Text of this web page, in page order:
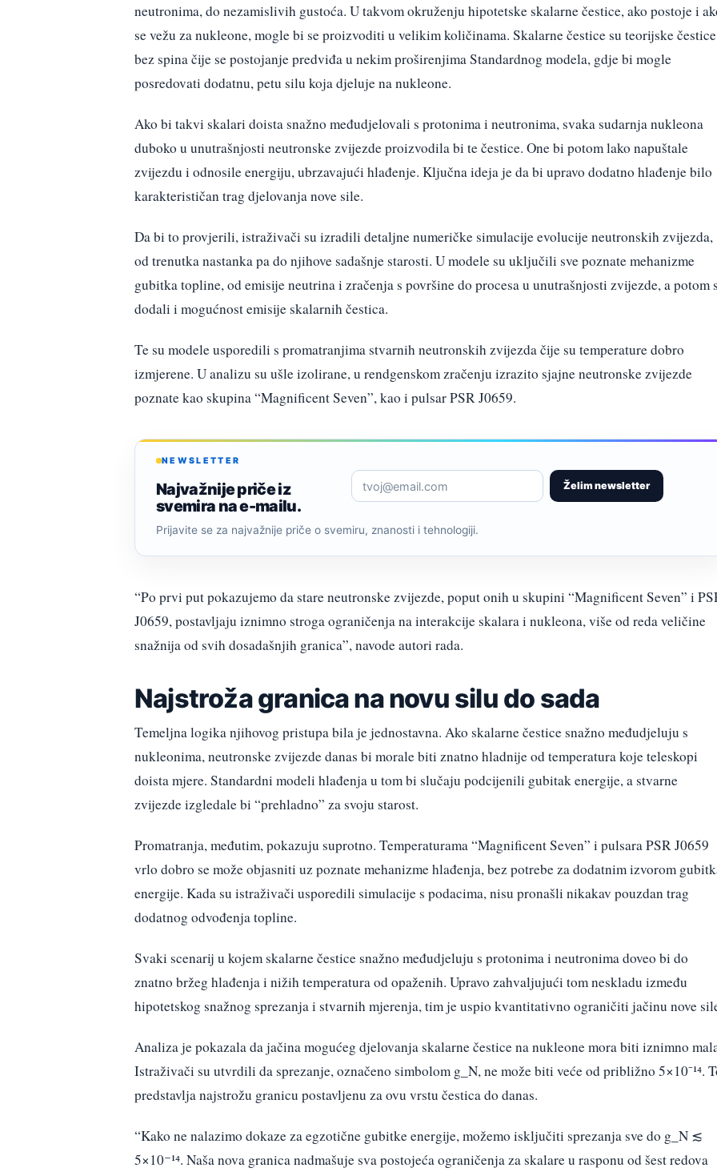
neutronima, do nezamislivih gustoća. U takvom okruženju hipotetske skalarne čestice, ako postoje i
se vežu za nukleone, mogle bi se proizvoditi u velikim količinama. Skalarne čestice su teorijske čestice
bez spina čije se postojanje predviđa u nekim proširenjima Standardnog modela, gdje bi mogle
posredovati dodatnu, petu silu koja djeluje na nukleone.
Ako bi takvi skalari doista snažno međudjelovali s protonima i neutronima, svaka sudarnja nukleona
duboko u unutrašnjosti neutronske zvijezde proizvodila bi te čestice. One bi potom lako napuštale
zvijezdu i odnosile energiju, ubrzavajući hlađenje. Ključna ideja je da bi upravo dodatno hlađenje bilo
karakterističan trag djelovanja nove sile.
Da bi to provjerili, istraživači su izradili detaljne numeričke simulacije evolucije neutronskih zvijezda,
od trenutka nastanka pa do njihove sadašnje starosti. U modele su uključili sve poznate mehanizme
gubitka topline, od emisije neutrina i zračenja s površine do procesa u unutrašnjosti zvijezde, a potom
dodali i mogućnost emisije skalarnih čestica.
Te su modele usporedili s promatranjima stvarnih neutronskih zvijezda čije su temperature dobro
izmjerene. U analizu su ušle izolirane, u rendgenskom zračenju izrazito sjajne neutronske zvijezde
poznate kao skupina “Magnificent Seven”, kao i pulsar PSR J0659.
NEWSLETTER
Najvažnije priče iz
svemira na e-mailu.
Želim newsletter
Prijavite se za najvažnije priče o svemiru, znanosti i tehnologiji.
“Po prvi put pokazujemo da stare neutronske zvijezde, poput onih u skupini “Magnificent Seven” i
J0659, postavljaju iznimno stroga ograničenja na interakcije skalara i nukleona, više od reda veličine
snažnija od svih dosadašnjih granica”, navode autori rada.
Najstroža granica na novu silu do sada
Temeljna logika njihovog pristupa bila je jednostavna. Ako skalarne čestice snažno međudjeluju s
nukleonima, neutronske zvijezde danas bi morale biti znatno hladnije od temperatura koje teleskopi
doista mjere. Standardni modeli hlađenja u tom bi slučaju podcijenili gubitak energije, a stvarne
zvijezde izgledale bi “prehladno” za svoju starost.
Promatranja, međutim, pokazuju suprotno. Temperaturama “Magnificent Seven” i pulsara PSR J0659
vrlo dobro se može objasniti uz poznate mehanizme hlađenja, bez potrebe za dodatnim izvorom
energije. Kada su istraživači usporedili simulacije s podacima, nisu pronašli nikakav pouzdan trag
dodatnog odvođenja topline.
Svaki scenarij u kojem skalarne čestice snažno međudjeluju s protonima i neutronima doveo bi do
znatno bržeg hlađenja i nižih temperatura od opaženih. Upravo zahvaljujući tom neskladu između
hipotetskog snažnog sprezanja i stvarnih mjerenja, tim je uspio kvantitativno ograničiti jačinu nove
Analiza je pokazala da jačina mogućeg djelovanja skalarne čestice na nukleone mora biti iznimno
Istraživači su utvrdili da sprezanje, označeno simbolom g_N, ne može biti veće od približno 5×10⁻¹⁴.
predstavlja najstrožu granicu postavljenu za ovu vrstu čestica do danas.
“Kako ne nalazimo dokaze za egzotične gubitke energije, možemo isključiti sprezanja sve do g_N ≲
5×10⁻¹⁴. Naša nova granica nadmašuje sva postojeća ograničenja za skalare u rasponu od šest redova